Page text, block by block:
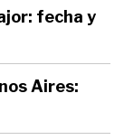
fecha y
Aires: